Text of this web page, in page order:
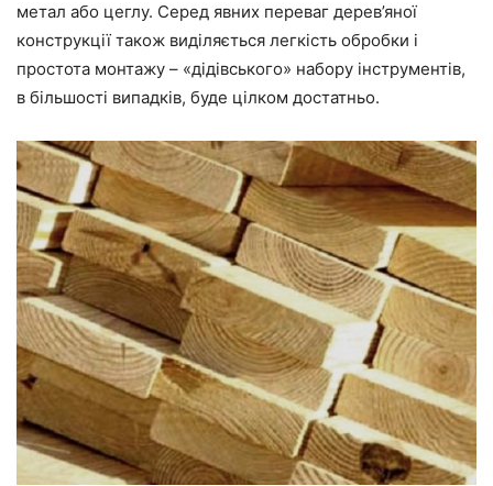
метал або цеглу. Серед явних переваг дерев’яної
конструкції також виділяється легкість обробки і
простота монтажу – «дідівського» набору інструментів,
в більшості випадків, буде цілком достатньо.